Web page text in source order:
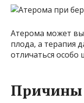
Атерома может
плода, а терапия
отличаться